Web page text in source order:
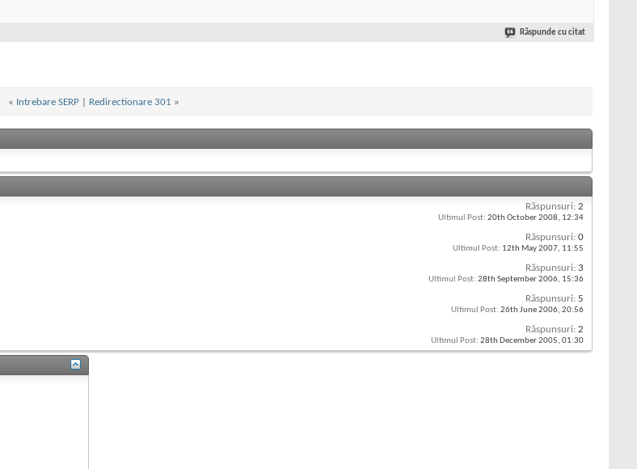
Răspunde cu citat
« Intrebare SERP Redirectionare 301 »
Răspunsuri: 2
Ultimul Post: 20th October 2008, 12:34
Răspunsuri: 0
Ultimul Post: 12th May 2007, 11:55
Răspunsuri: 3
Ultimul Post: 28th September 2006, 15:36
Răspunsuri: 5
Ultimul Post: 26th June 2006, 20:56
Răspunsuri: 2
Ultimul Post: 28th December 2005, 01:30